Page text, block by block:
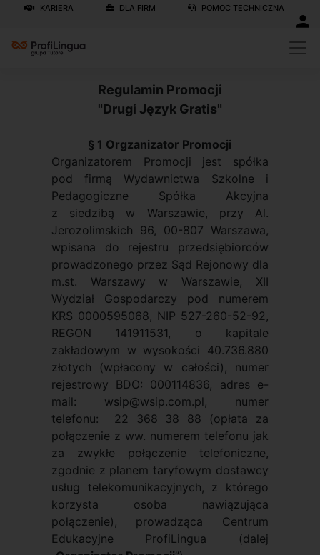
KARIERA DLA FIRM POMOC TECHNICZNA
Regulamin Promocji
"Drugi Język Gratis"
§ 1 Orgzanizator Promocji
Organizatorem Promocji jest spółka
pod firmą Wydawnictwa Szkolne i
Pedagogiczne Spółka Akcyjna
z siedzibą w Warszawie, przy Al.
Jerozolimskich 96, 00-807 Warszawa,
wpisana do rejestru przedsiębiorców
prowadzonego przez Sąd Rejonowy dla
m.st. Warszawy w Warszawie, XII
Wydział Gospodarczy pod numerem
KRS 0000595068, NIP 527-260-52-92,
REGON 141911531, o kapitale
zakładowym w wysokości 40.736.880
złotych (wpłacony w całości), numer
rejestrowy BDO: 000114836, adres e-
mail: wsip@wsip.com.pl, numer
telefonu: 22 368 38 88 (opłata za
połączenie z ww. numerem telefonu jak
za zwykłe połączenie telefoniczne,
zgodnie z planem taryfowym dostawcy
usług telekomunikacyjnych, z którego
korzysta osoba nawiązująca
połączenie), prowadząca Centrum
Edukacyjne ProfiLingua (dalej